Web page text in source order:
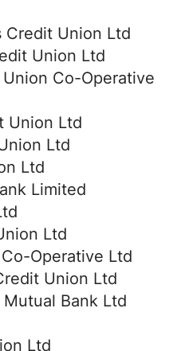
Credit Union Ltd
Union Ltd
Co-Operative
Union Ltd
Ltd
Ltd
Limited
Ltd
Operative Ltd
Union Ltd
Bank Ltd
Ltd